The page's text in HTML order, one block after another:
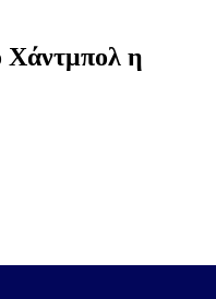
Χάντμπολ η